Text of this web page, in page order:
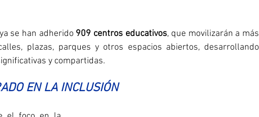
se han adherido 909 centros educativos, que movilizarán a más
plazas, parques y otros espacios abiertos, desarrollando
y compartidas.
EN LA INCLUSIÓN